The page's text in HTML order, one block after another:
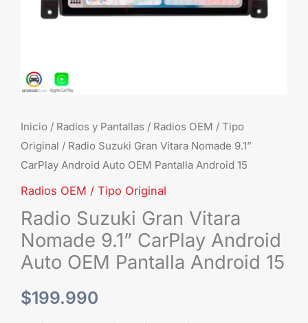
Inicio / Radios y Pantallas / Radios OEM / Tipo
Original / Radio Suzuki Gran Vitara Nomade 9.1”
CarPlay Android Auto OEM Pantalla Android 15
Radios OEM / Tipo Original
Radio Suzuki Gran Vitara
Nomade 9.1” CarPlay Android
Auto OEM Pantalla Android 15
$199.990